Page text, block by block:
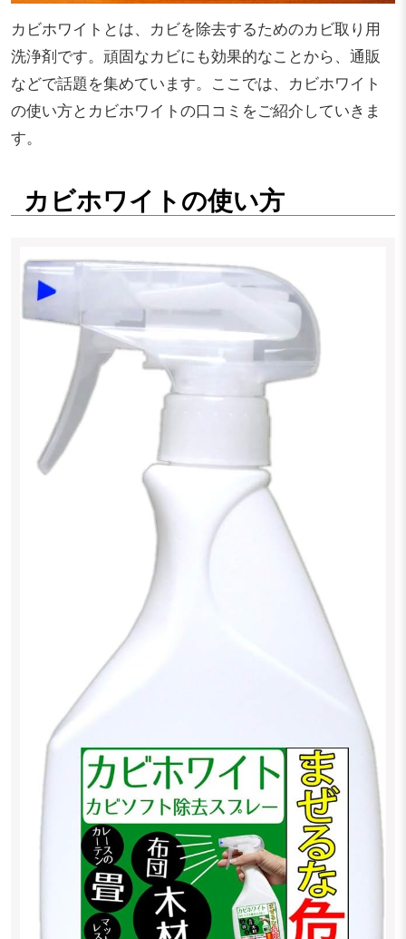
カビホワイトとは、カビを除去するためのカビ取り用
洗浄剤です。頑固なカビにも効果的なことから、通販
などで話題を集めています。ここでは、カビホワイト
の使い方とカビホワイトの口コミをご紹介していきま
す。
カビホワイトの使い方